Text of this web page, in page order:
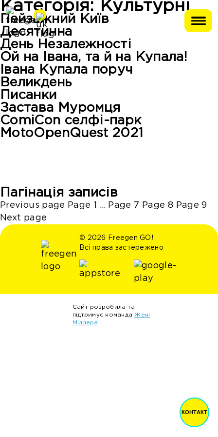
Категорія: Культурні
Пейзажний Київ
Десятинна
День Незалежності
Ой на Івана, та й на Купала!
Івана Купала поруч
Великдень
Писанки
Застава Муромця
ComiCon селфі-парк
MotoOpenQuest 2021
Пагінація записів
Previous page Page 1 … Page 7 Page 8 Page9
Next page
© 2026 Freegen GO!
Всі права застережено
Сайт розробила та
підтримує командаЖені
Міллера
КОНТАКТ